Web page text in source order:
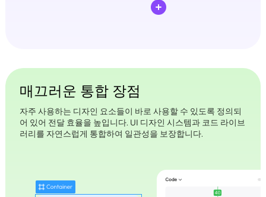
매끄러운 통합 장점
자주 사용하는 디자인 요소들이 바로 사용할 수 있도록 정의되
어 있어 전달 효율을 높입니다. UI 디자인 시스템과 코드 라이브
러리를 자연스럽게 통합하여 일관성을 보장합니다.